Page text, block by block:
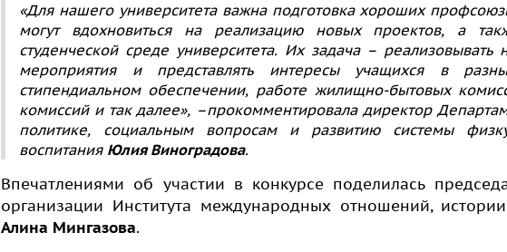
«Для нашего университета важна подготовка хороших
могут вдохновиться на реализацию новых проектов, а
студенческой среде университета. Их задача – реализовывать
мероприятия и представлять интересы учащихся в
стипендиальном обеспечении, работе жилищно-бытовых
комиссий и так далее», –прокомментировала директор
политике, социальным вопросам и развитию системы
воспитания Юлия Виноградова.
Впечатлениями об участии в конкурсе поделилась
организации Института международных отношений,
Алина Мингазова.